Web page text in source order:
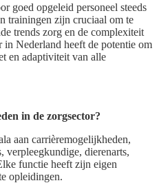
goed opgeleid personeel steeds
trainingen zijn cruciaal om te
trends zorg en de complexiteit
Nederland heeft de potentie om
en adaptiviteit van alle
in de zorgsector?
aan carrièremogelijkheden,
verpleegkundige, dierenarts,
functie heeft zijn eigen
opleidingen.